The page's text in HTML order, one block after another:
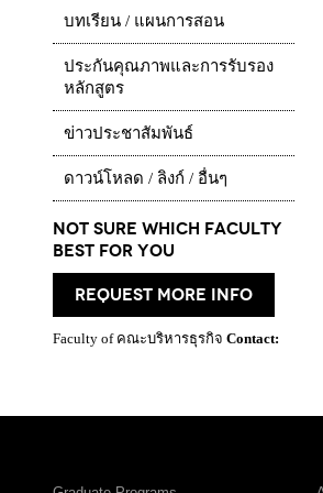
บทเรียน / แผนการสอน
ประกันคุณภาพและการรับรอง
หลักสูตร
ข่าวประชาสัมพันธ์
ดาวน์โหลด / ลิงก์ / อื่นๆ
Not Sure which Faculty
best for you
request more info
Faculty of คณะบริหารธุรกิจ Contact: